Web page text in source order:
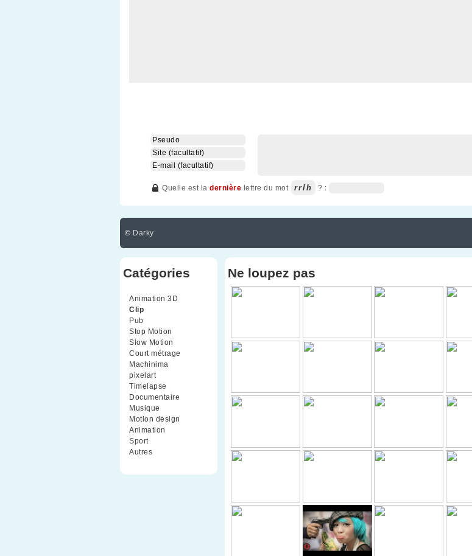
Quelle est la dernière lettre du mot rrlh ? :
© Darky
Catégories
Animation 3D
Clip
Pub
Stop Motion
Slow Motion
Court métrage
Machinima
pixelart(10)
Timelapse
Documentaire
Musique
Motion design
Animation
Sport(2)
Autres
Ne loupez pas